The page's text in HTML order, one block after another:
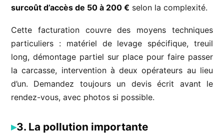
surcoût d’accès de 50 à 200 € selon la complexité.
Cette facturation couvre des moyens techniques
particuliers : matériel de levage spécifique, treuil
long, démontage partiel sur place pour faire passer
la carcasse, intervention à deux opérateurs au lieu
d’un. Demandez toujours un devis écrit avant le
rendez-vous, avec photos si possible.
3. La pollution importante